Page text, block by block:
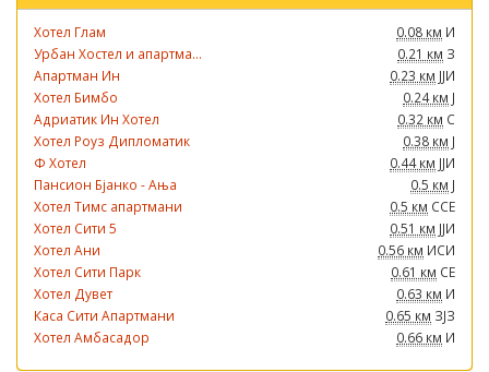
Хотел Глам 0.08 км И
Урбан Хостел и апартма...
0.21 км З
Апартман Ин
0.23 км ЈЈИ
Хотел Бимбо
0.24 км Ј
Адриатик Ин Хотел
0.32 км С
Хотел Роуз Дипломатик
0.38 км Ј
Ф Хотел
0.44 км ЈЈИ
Пансион Бјанко - Ања
0.5 км Ј
Хотел Тимс апартмани
0.5 км ССЕ
Хотел Сити 5
0.51 км ЈЈИ
Хотел Ани
0.56 км ИСИ
Хотел Сити Парк
0.61 км СЕ
Хотел Дувет
0.63 км И
Каса Сити Апартмани
0.65 км ЗЈЗ
Хотел Амбасадор
0.66 км И